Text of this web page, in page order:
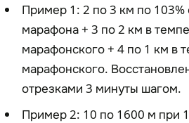
Пример 1: 2 по 3 км по 103%
марафона + 3 по 2 км в
марафонского + 4 по 1 км в
марафонского.
отрезками 3 минуты шагом.
Пример 2: 10 по 1600 м при